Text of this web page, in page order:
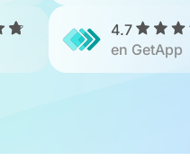
4.7
en GetApp